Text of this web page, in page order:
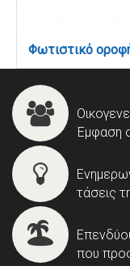
Έμφαση
τάσεις
που